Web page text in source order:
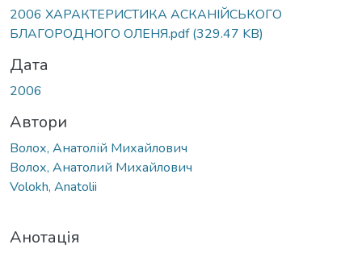
2006 ХАРАКТЕРИСТИКА АСКАНІЙСЬКОГО
БЛАГОРОДНОГО ОЛЕНЯ.pdf(329.47 KB)
Дата
2006
Автори
Волох, Анатолій Михайлович
Волох, Анатолий Михайлович
Volokh, Anatolii
Анотація